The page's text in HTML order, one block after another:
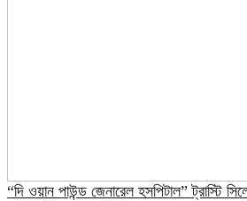
“দি ওয়ান পাউন্ড জেনারেল হসপিটাল” ট্রাস্টি